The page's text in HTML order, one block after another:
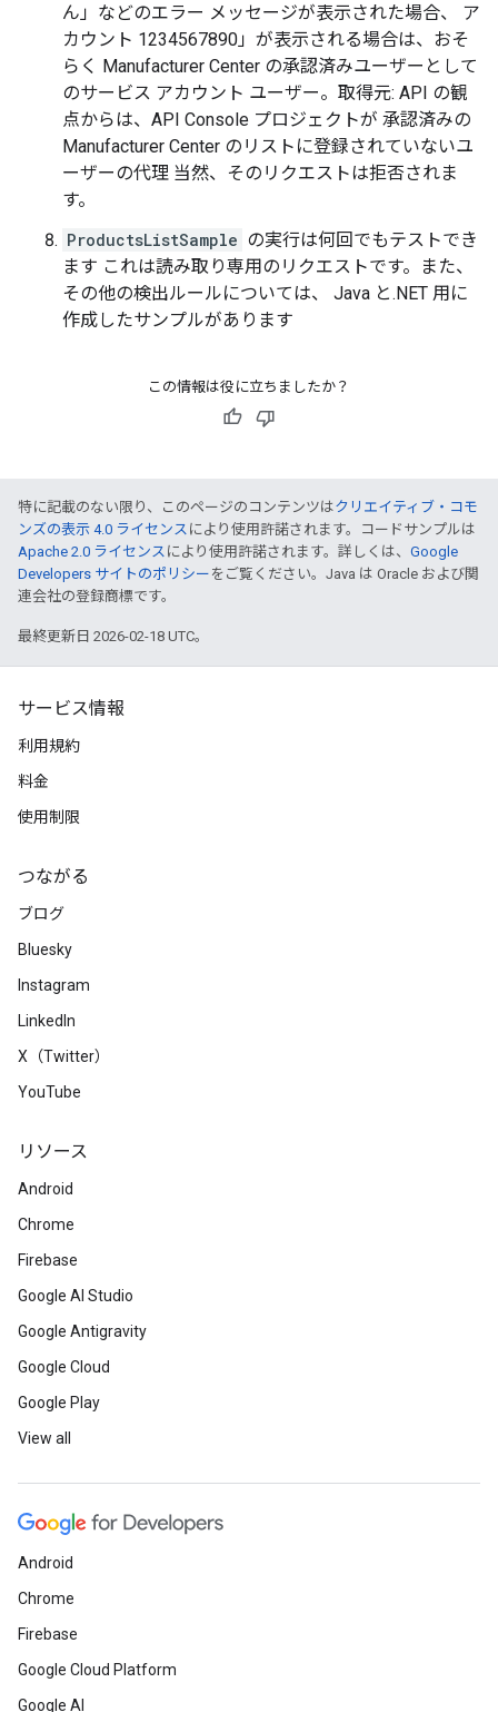
ん」などのエラー メッセージが表示された場合、 ア
カウント 1234567890」が表示される場合は、おそ
らく Manufacturer Center の承認済みユーザーとして
のサービス アカウント ユーザー。取得元: API の観
点からは、API Console プロジェクトが 承認済みの
Manufacturer Center のリストに登録されていないユ
ーザーの代理 当然、そのリクエストは拒否されま
す。
ProductsListSample の実行は何回でもテストでき
ます これは読み取り専用のリクエストです。また、
その他の検出ルールについては、 Java と.NET 用に
作成したサンプルがあります
この情報は役に立ちましたか？
特に記載のない限り、このページのコンテンツはクリエイティブ・コモ
ンズの表示 4.0 ライセンス により使用許諾されます。コードサンプルは
Apache 2.0 ライセンス により使用許諾されます。詳しくは、 Google
Developers サイトのポリシー をご覧ください。Java は Oracle および関
連会社の登録商標です。
最終更新日 2026-02-18 UTC。
サービス情報
利用規約
料金
使用制限
つながる
ブログ
Bluesky
Instagram
LinkedIn
X（Twitter）
YouTube
リソース
Android
Chrome
Firebase
Google AI Studio
Google Antigravity
Google Cloud
Google Play
View all
Android
Chrome
Firebase
Google Cloud Platform
Google AI